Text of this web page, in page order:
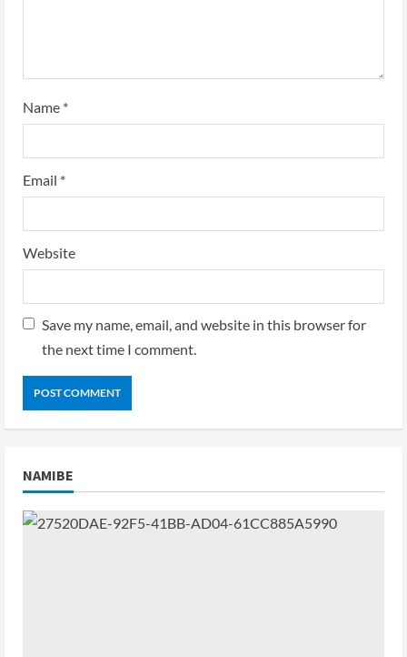
Name *
Email *
Website
Save my name, email, and website in this browser for
the next time I comment.
NAMIBE